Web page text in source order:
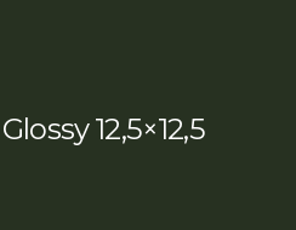
12,5×12,5